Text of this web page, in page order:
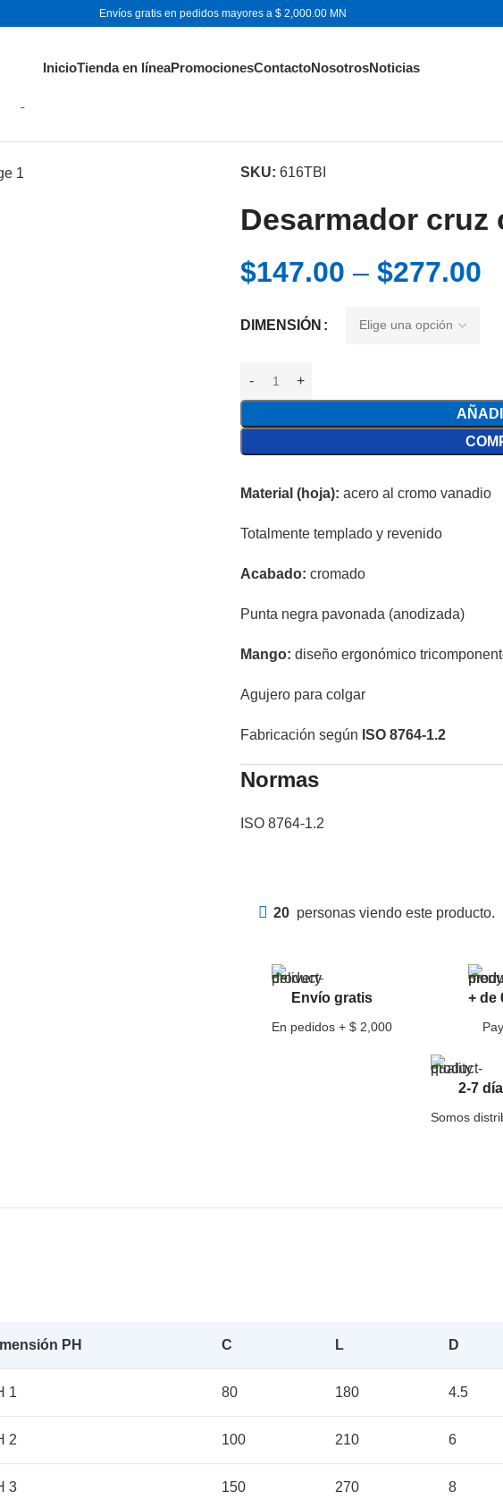
Envíos gratis en pedidos mayores a $ 2,000.00 MN
InicioTienda en líneaPromocionesContactoNosotrosNoticias
SKU: 616TBI
Desarmador cruz
$147.00 – $277.00
DIMENSIÓN
Material (hoja): acero al cromo vanadio
Totalmente templado y revenido
Acabado: cromado
Punta negra pavonada (anodizada)
Mango: diseño ergonómico
Agujero para colgar
Fabricación según ISO 8764-1.2
Normas
ISO 8764-1.2
20 personas viendo este producto.
Envío gratis
En pedidos + $ 2,000
+ de
2-7
Somos
PH C L D
1 80 180 4.5
2 100 210 6
3 150 270 8